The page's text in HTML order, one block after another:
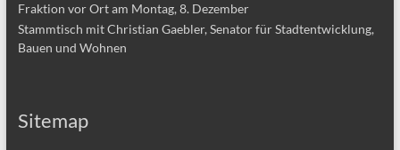
Fraktion vor Ort am Montag, 8. Dezember
Stammtisch mit Christian Gaebler, Senator für Stadtentwicklung,
Bauen und Wohnen
Sitemap